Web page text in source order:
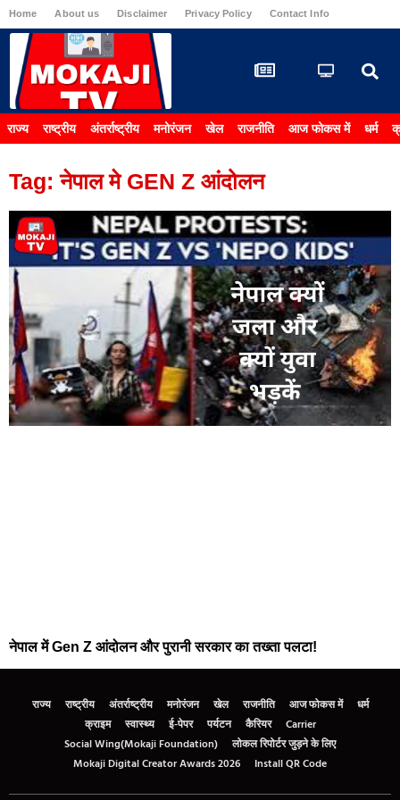
Home About us Disclaimer Privacy Policy Contact Info
राज्य राष्ट्रीय अंतर्राष्ट्रीय मनोरंजन खेल राजनीति आज फोकस में धर्म
Tag: नेपाल मे GEN Z आंदोलन
नेपाल में Gen Z आंदोलन और पुरानी सरकार का तख्ता पलटा!
राज्य राष्ट्रीय अंतर्राष्ट्रीय मनोरंजन खेल राजनीति आज फोकस में
धर्म
क्राइम
स्वास्थ्य ई-पेपर पर्यटन कैरियर
Carrier
Social Wing(Mokaji Foundation)
लोकल रिपोर्टर जुड़ने के लिए
Mokaji Digital Creator Awards 2026
Install QR Code